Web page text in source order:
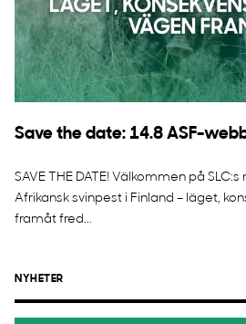
Save the date: 14.8 ASF-
SAVE THE DATE! Välkommen på
Afrikansk svinpest i Finland – läget,
framåt fred...
NYHETER